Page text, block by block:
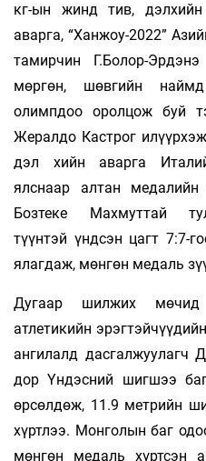
кг-ын жинд тив,
аварга, “Ханжоу-2022”
тамирчин Г.Болор-
мөргөн, шөвгийн
олимпдоо оролцож буй
Жералдо Кастрог
дэл хийн аварга
ялснаар алтан
Бозтеке Махмуттай
түүнтэй үндсэн цагт 7:7-
ялагдаж, мөнгөн медаль
Дугаар шилжих
атлетикийн
ангилалд дасгалжуулагч
дор Үндэсний шигшээ
өрсөлдөж, 11.9 метрийн
хүртлээ. Монголын баг
мөнгөн медаль хүртсэн